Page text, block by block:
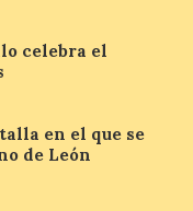
celebra el
en el que se
de León